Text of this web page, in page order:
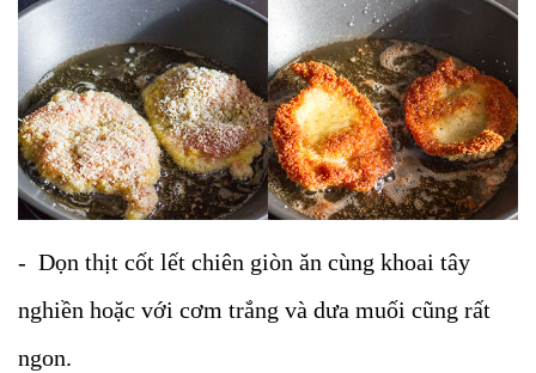
- Dọn thịt cốt lết chiên giòn ăn cùng khoai tây
nghiền hoặc với cơm trắng và dưa muối cũng rất
ngon.